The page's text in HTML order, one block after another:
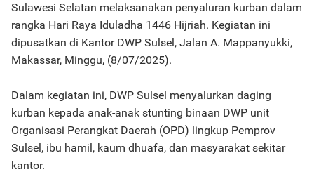
Sulawesi Selatan melaksanakan penyaluran kurban dalam
rangka Hari Raya Iduladha 1446 Hijriah. Kegiatan ini
dipusatkan di Kantor DWP Sulsel, Jalan A. Mappanyukki,
Makassar, Minggu, (8/07/2025).
Dalam kegiatan ini, DWP Sulsel menyalurkan daging
kurban kepada anak-anak stunting binaan DWP unit
Organisasi Perangkat Daerah (OPD) lingkup Pemprov
Sulsel, ibu hamil, kaum dhuafa, dan masyarakat sekitar
kantor.